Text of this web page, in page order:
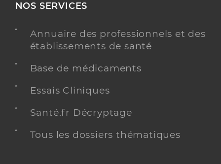
NOS SERVICES
Annuaire des professionnels et des
établissements de santé
Base de médicaments
Essais Cliniques
Santé.fr Décryptage
Tous les dossiers thématiques